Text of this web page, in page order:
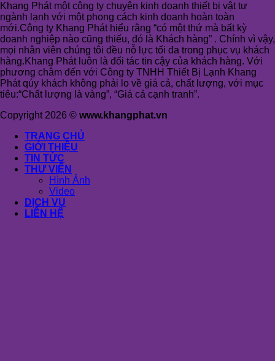
Khang Phát một công ty chuyên kinh doanh thiết bị vật tư
ngành lạnh với một phong cách kinh doanh hoàn toàn
mới.Công ty Khang Phát hiểu rằng “có một thứ mà bất kỳ
doanh nghiệp nào cũng thiếu, đó là Khách hàng” . Chính vì vậy,
mọi nhân viên chúng tôi đều nỗ lực tối đa trong phục vụ khách
hàng.Khang Phát luôn là đối tác tin cậy của khách hàng. Với
phương châm đến với Công ty TNHH Thiết Bị Lạnh Khang
Phát qúy khách không phải lo về giá cả, chất lượng, với mục
tiêu:“Chất lượng là vàng”, “Giá cả cạnh tranh”.
Copyright 2026 © www.khangphat.vn
TRANG CHỦ
GIỚI THIỆU
TIN TỨC
THƯ VIỆN
Hình Ảnh
Video
DỊCH VỤ
LIÊN HỆ